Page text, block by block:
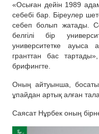
«Осыған дейін 1989
себебі бар. Біреулер
себеп болып жатады.
белгілі бір
университетке ауыса
гранттан бас
брифингте.
Оның айтуынша,
ұпайдан артық алған
Саясат Нұрбек оның